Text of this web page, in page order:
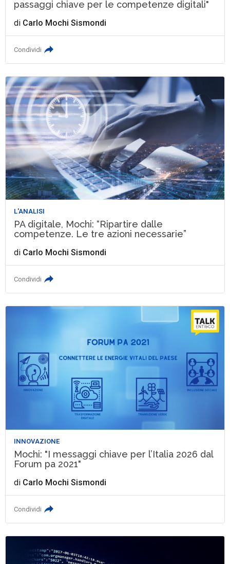
passaggi chiave per le competenze digitali"
di Carlo Mochi Sismondi
Condividi
L'ANALISI
PA digitale, Mochi: “Ripartire dalle
competenze. Le tre azioni necessarie”
di Carlo Mochi Sismondi
Condividi
INNOVAZIONE
Mochi: "I messaggi chiave per l’Italia 2026 dal
Forum pa 2021"
di Carlo Mochi Sismondi
Condividi